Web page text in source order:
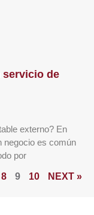
servicio de
externo? En
negocio es común
por
8 9 10 NEXT »